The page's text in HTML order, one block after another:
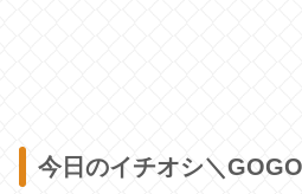
今日のイチオシ＼